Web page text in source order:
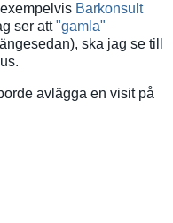
Barkonsult
ser att"gamla"
ska jag se till
avlägga en visit på